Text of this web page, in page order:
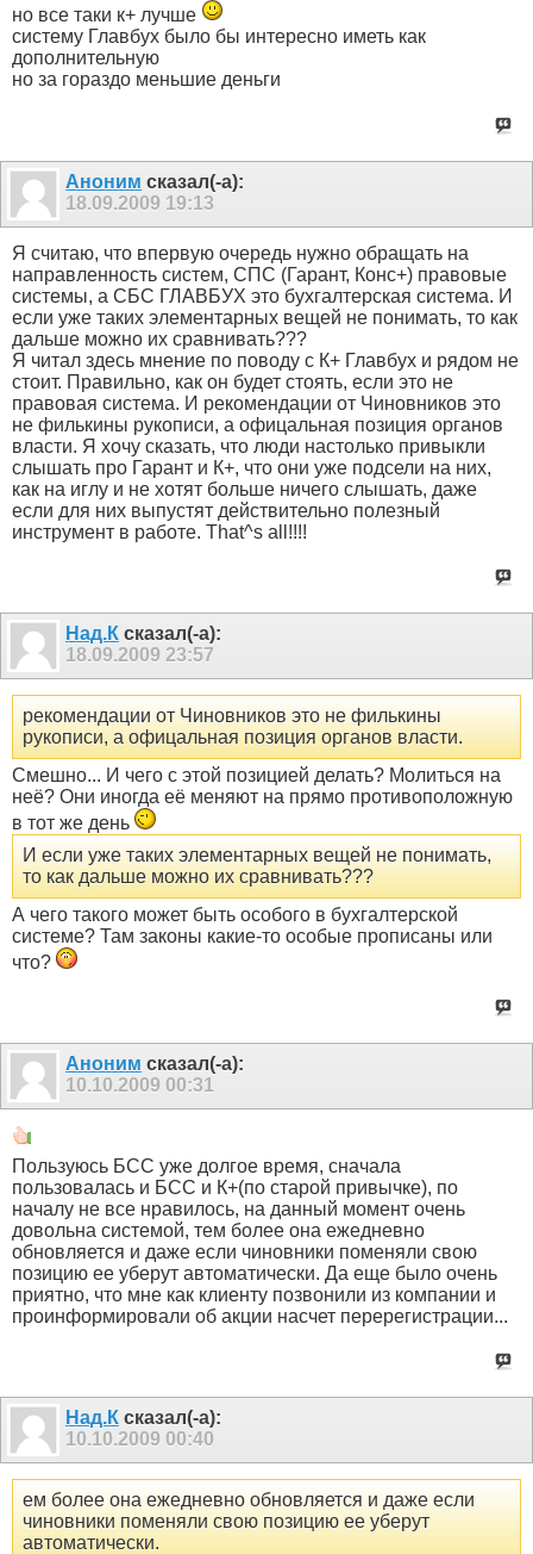
но все таки к+ лучше
систему Главбух было бы интересно иметь как
дополнительную
но за гораздо меньшие деньги
Аноним сказал(-а):
18.09.2009 19:13
Я считаю, что впервую очередь нужно обращать на
направленность систем, СПС (Гарант, Конс+) правовые
системы, а СБС ГЛАВБУХ это бухгалтерская система. И
если уже таких элементарных вещей не понимать, то как
дальше можно их сравнивать???
Я читал здесь мнение по поводу с К+ Главбух и рядом не
стоит. Правильно, как он будет стоять, если это не
правовая система. И рекомендации от Чиновников это
не филькины рукописи, а офицальная позиция органов
власти. Я хочу сказать, что люди настолько привыкли
слышать про Гарант и К+, что они уже подсели на них,
как на иглу и не хотят больше ничего слышать, даже
если для них выпустят действительно полезный
инструмент в работе. That^s all!!!!
Над.К сказал(-а):
18.09.2009 23:57
рекомендации от Чиновников это не филькины
рукописи, а офицальная позиция органов власти.
Смешно... И чего с этой позицией делать? Молиться на
неё? Они иногда её меняют на прямо противоположную
в тот же день
И если уже таких элементарных вещей не понимать,
то как дальше можно их сравнивать???
А чего такого может быть особого в бухгалтерской
системе? Там законы какие-то особые прописаны или
что?
Аноним сказал(-а):
10.10.2009 00:31
Пользуюсь БСС уже долгое время, сначала
пользовалась и БСС и К+(по старой привычке), по
началу не все нравилось, на данный момент очень
довольна системой, тем более она ежедневно
обновляется и даже если чиновники поменяли свою
позицию ее уберут автоматически. Да еще было очень
приятно, что мне как клиенту позвонили из компании и
проинформировали об акции насчет перерегистрации...
Над.К сказал(-а):
10.10.2009 00:40
ем более она ежедневно обновляется и даже если
чиновники поменяли свою позицию ее уберут
автоматически.